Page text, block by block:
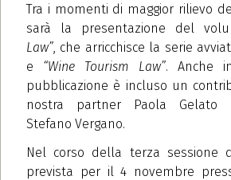
Tra i momenti di maggior rilievo
sarà la presentazione del
Law” , che arricchisce la serie
e “Wine Tourism Law”. Anche
pubblicazione è incluso un
nostra partner Paola Gelato
Stefano Vergano.
Nel corso della terza sessione
prevista per il 4 novembre